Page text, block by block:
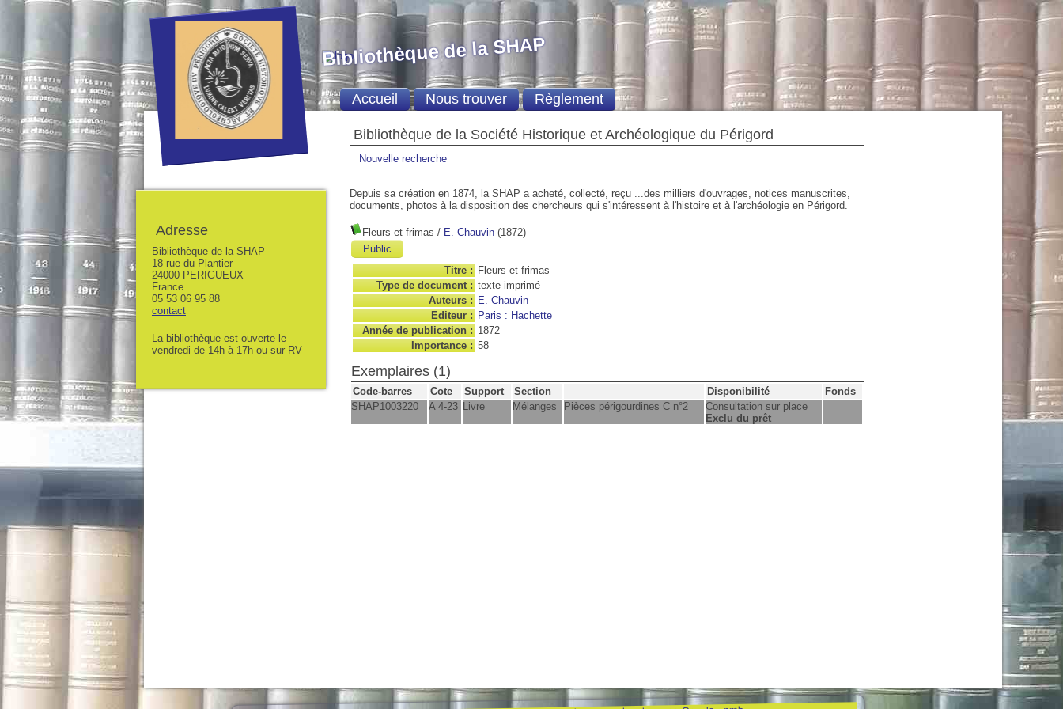
Bibliothèque de la Société Historique et Archéologique du Périgord
Nouvelle recherche
Depuis sa création en 1874, la SHAP a acheté, collecté, reçu ...des milliers d'ouvrages, notices manuscrites,
documents, photos à la disposition des chercheurs qui s'intéressent à l'histoire et à l'archéologie en Périgord.
Fleurs et frimas / E. Chauvin (1872)
Public
Titre : Fleurs et frimas
Type de document : texte imprimé
Auteurs : E. Chauvin
Editeur : Paris : Hachette
Année de publication : 1872
Importance : 58
Exemplaires (1)
Code-barres Cote Support Section Disponibilité
Fonds
SHAP1003220
A 4-23 Livre Mélanges Pièces périgourdines C n°2
Consultation sur place
Exclu du prêt
Bibliothèque de la SHAP
Accueil Nous trouver Règlement
Adresse
Bibliothèque de la SHAP
18 rue du Plantier
24000 PERIGUEUX
France
05 53 06 95 88
contact
La bibliothèque est ouverte le
vendredi de 14h à 17h ou sur RV